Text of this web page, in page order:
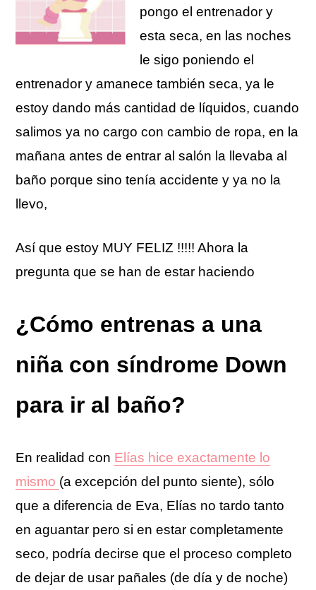
pongo el entrenador y
esta seca, en las noches
le sigo poniendo el
entrenador y amanece también seca, ya le
estoy dando más cantidad de líquidos, cuando
salimos ya no cargo con cambio de ropa, en la
mañana antes de entrar al salón la llevaba al
baño porque sino tenía accidente y ya no la
llevo,
Así que estoy MUY FELIZ !!!!! Ahora la
pregunta que se han de estar haciendo
¿Cómo entrenas a una
niña con síndrome Down
para ir al baño?
En realidad con Elías hice exactamente lo
mismo (a excepción del punto siente), sólo
que a diferencia de Eva, Elías no tardo tanto
en aguantar pero si en estar completamente
seco, podría decirse que el proceso completo
de dejar de usar pañales (de día y de noche)